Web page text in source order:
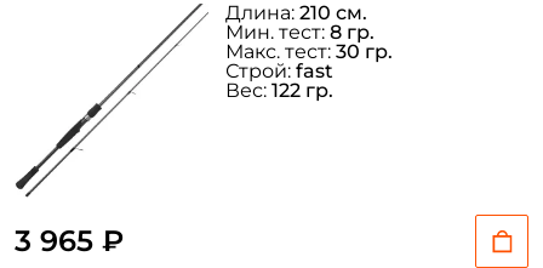
3 965 ₽
Длина: 210 см.
Мин. тест: 8 гр.
Макс. тест: 30 гр.
Строй: fast
Вес: 122 гр.